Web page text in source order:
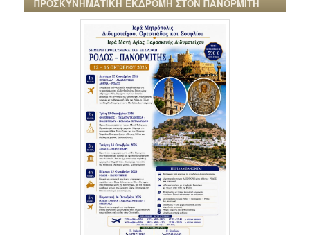
ΠΡΟΣΚΥΝΗΜΑΤΙΚΗ ΕΚΔΡΟΜΗ ΣΤΟΝ ΠΑΝΟΡΜΙΤΗ